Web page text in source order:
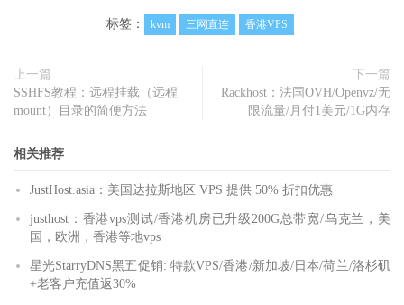
标签： kvm 三网直连 香港VPS
上一篇
SSHFS教程：远程挂载（远程
mount）目录的简便方法
下一篇
Rackhost：法国OVH/Openvz/无
限流量/月付1美元/1G内存
相关推荐
JustHost.asia：美国达拉斯地区 VPS 提供 50% 折扣优惠
justhost：香港vps测试/香港机房已升级200G总带宽/乌克兰，美
国，欧洲，香港等地vps
星光StarryDNS黑五促销: 特款VPS/香港/新加坡/日本/荷兰/洛杉矶
+老客户充值返30%